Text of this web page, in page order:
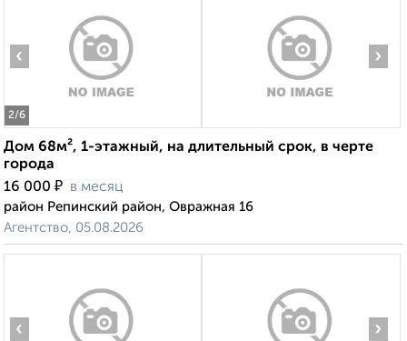
2/6
‹ ›
Дом 68м², 1-этажный, на длительный срок, в черте
города
16 000 ₽ в месяц
район Репинский район, Овражная 16
Агентство, 05.08.2026
‹ ›